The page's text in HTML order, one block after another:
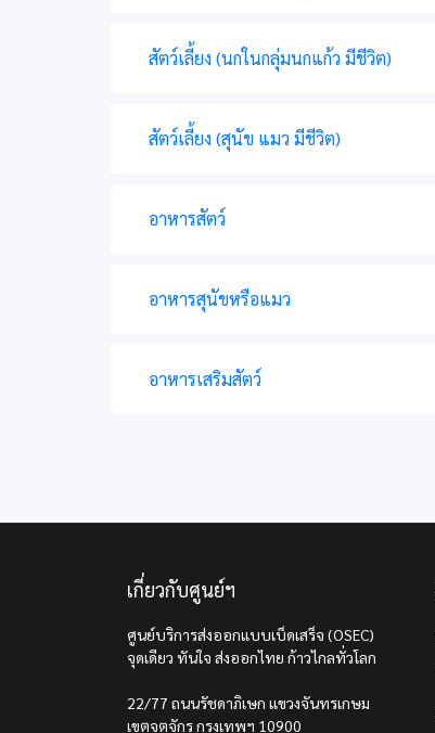
สัตว์เลี้ยง (นกในกลุ่มนกแก้ว มีชีวิต)
สัตว์เลี้ยง (สุนัข แมว มีชีวิต)
อาหารสัตว์
อาหารสุนัขหรือแมว
อาหารเสริมสัตว์
เกี่ยวกับศูนย์ฯ
ศูนย์บริการส่งออกแบบเบ็ดเสร็จ (OSEC)
จุดเดียว ทันใจ ส่งออกไทย ก้าวไกลทั่วโลก
22/77 ถนนรัชดาภิเษก แขวงจันทรเกษม
เขตจตุจักร กรุงเทพฯ 10900